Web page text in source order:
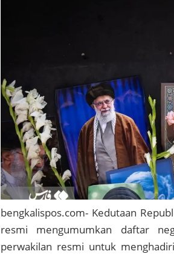
bengkalispos.com- Kedutaan
resmi mengumumkan daftar
perwakilan resmi untuk